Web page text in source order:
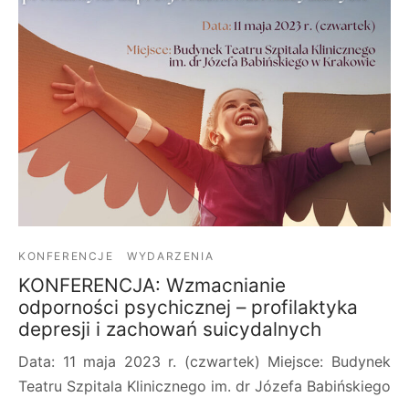
KONFERENCJE WYDARZENIA
KONFERENCJA: Wzmacnianie
odporności psychicznej – profilaktyka
depresji i zachowań suicydalnych
Data: 11 maja 2023 r. (czwartek) Miejsce: Budynek
Teatru Szpitala Klinicznego im. dr Józefa Babińskiego